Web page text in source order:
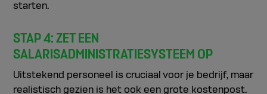
starten.
STAP 4: ZET EEN
SALARISADMINISTRATIESYSTEEM OP
Uitstekend personeel is cruciaal voor je bedrijf, maar
realistisch gezien is het ook een grote kostenpost.